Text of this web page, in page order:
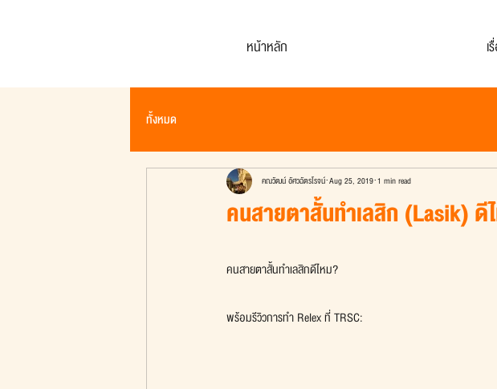
หน้าหลัก เ
ทั้งหมด
คนสายตาสั้นทำเลสิก (Lasik) ดี
คณวัฒน์ อัศวฉัตรโรจน์ Aug 25, 2019 1 min read
คนสายตาสั้นทำเลสิกดีไหม?
พร้อมรีวิวการทำ Relex ที่ TRSC: